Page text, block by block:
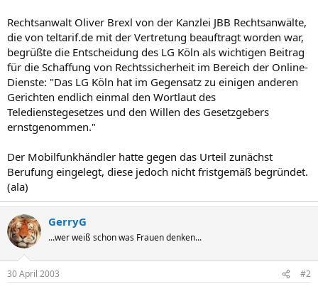
Rechtsanwalt Oliver Brexl von der Kanzlei JBB Rechtsanwälte,
die von teltarif.de mit der Vertretung beauftragt worden war,
begrüßte die Entscheidung des LG Köln als wichtigen Beitrag
für die Schaffung von Rechtssicherheit im Bereich der Online-
Dienste: "Das LG Köln hat im Gegensatz zu einigen anderen
Gerichten endlich einmal den Wortlaut des
Teledienstegesetzes und den Willen des Gesetzgebers
ernstgenommen."
Der Mobilfunkhändler hatte gegen das Urteil zunächst
Berufung eingelegt, diese jedoch nicht fristgemäß begründet.
(ala)
GerryG
...wer weiß schon was Frauen denken...
30 April 2003 #2